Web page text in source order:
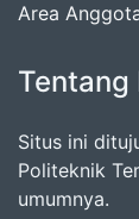
Area
Tentang
Situs ini
Politeknik
umumnya.